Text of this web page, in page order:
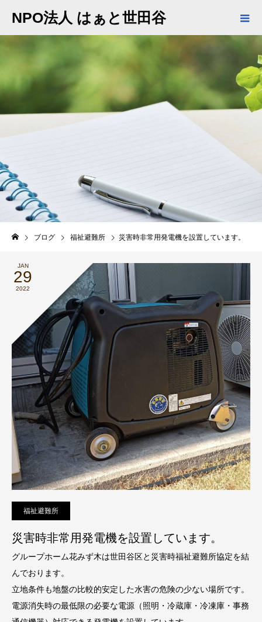
NPO法人 はぁと世田谷
BLOG
ブログ 福祉避難所 災害時非常用発電機を設置しています。
JAN
29
2022
福祉避難所
災害時非常用発電機を設置しています。
グループホーム花みず木は世田谷区と災害時福祉避難所協定を結
んでおります。
立地条件も地盤の比較的安定した水害の危険の少ない場所です。
電源消失時の最低限の必要な電源（照明・冷蔵庫・冷凍庫・事務